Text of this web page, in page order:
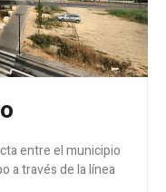
entre el municipio
a través de la línea